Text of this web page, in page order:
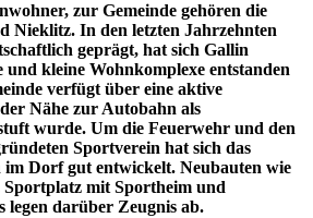
zur Gemeinde gehören die
Nieklitz. In den letzten Jahrzehnten
geprägt, hat sich Gallin
und kleine Wohnkomplexe entstanden
verfügt über eine aktive
Nähe zur Autobahn als
wurde. Um die Feuerwehr und den
Sportverein hat sich das
im Dorf gut entwickelt. Neubauten wie
Sportplatz mit Sportheim und
legen darüber Zeugnis ab.